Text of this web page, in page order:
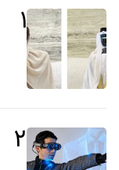
۱
۲